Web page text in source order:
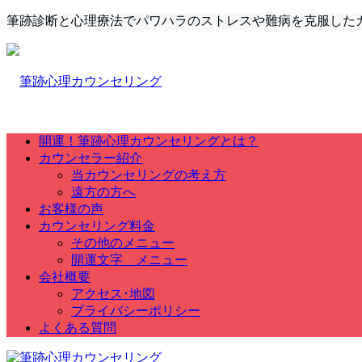
筆跡診断と心理療法でパワハラのストレスや難病を克服した
開運！筆跡心理カウンセリングとは？
カウンセラー紹介
当カウンセリングの考え方
遠方の方へ
お客様の声
カウンセリング料金
その他のメニュー
開運文字 メニュー
会社概要
アクセス･地図
プライバシーポリシー
よくある質問